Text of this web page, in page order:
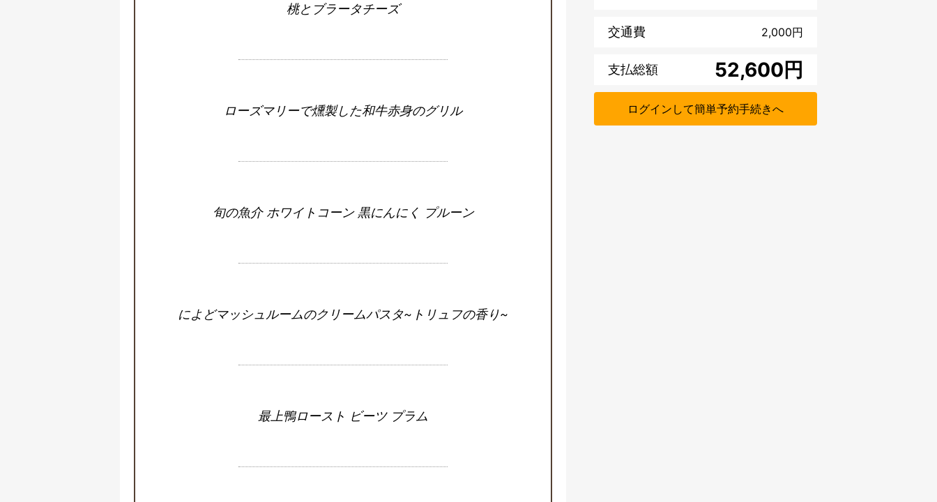
桃とブラータチーズ
ローズマリーで燻製した和牛赤身のグリル
旬の魚介 ホワイトコーン 黒にんにく プルーン
によどマッシュルームのクリームパスタ~トリュフの香り~
最上鴨ロースト ビーツ プラム
交通費 2,000円
支払総額 円
ログインして簡単予約手続きへ